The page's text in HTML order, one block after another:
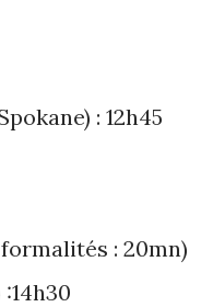
: 12h45
: 20mn)